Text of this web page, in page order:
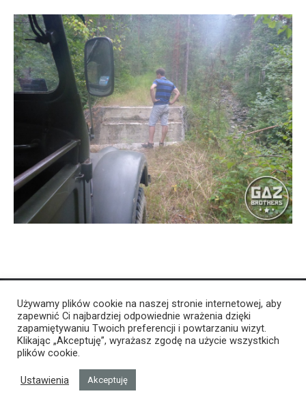
Używamy plików cookie na naszej stronie internetowej, aby
zapewnić Ci najbardziej odpowiednie wrażenia dzięki
zapamiętywaniu Twoich preferencji i powtarzaniu wizyt.
Klikając „Akceptuję”, wyrażasz zgodę na użycie wszystkich
plików cookie.
Ustawienia Akceptuję